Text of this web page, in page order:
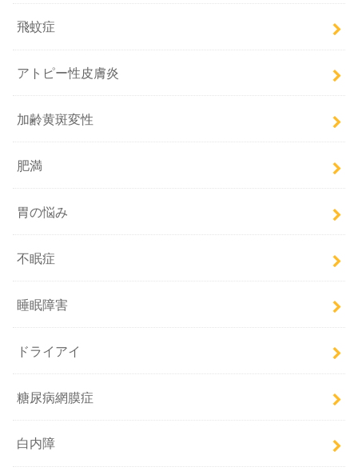
飛蚊症
アトピー性皮膚炎
加齢黄斑変性
肥満
胃の悩み
不眠症
睡眠障害
ドライアイ
糖尿病網膜症
白内障